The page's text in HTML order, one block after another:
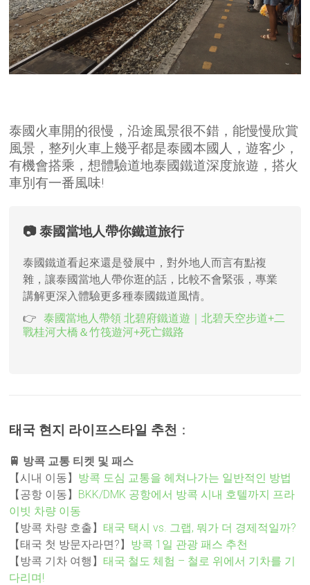
泰國火車開的很慢，沿途風景很不錯，能慢慢欣賞
風景，整列火車上幾乎都是泰國本國人，遊客少，
有機會搭乘，想體驗道地泰國鐵道深度旅遊，搭火
車別有一番風味!
📷 泰國當地人帶你鐵道旅行
泰國鐵道看起來還是發展中，對外地人而言有點複
雜，讓泰國當地人帶你逛的話，比較不會緊張，專業
講解更深入體驗更多種泰國鐵道風情。
泰國當地人帶領 北碧府鐵道遊｜北碧天空步道+二
戰桂河大橋＆竹筏遊河+死亡鐵路
태국 현지 라이프스타일 추천 ：
🚆 방콕 교통 티켓 및 패스
【시내 이동】 방콕 도심 교통을 헤쳐나가는 일반적인 방법
【공항 이동】 BKK/DMK 공항에서 방콕 시내 호텔까지 프라
이빗 차량 이동
【방콕 차량 호출】태국 택시 vs. 그랩, 뭐가 더 경제적일까?
【태국 첫 방문자라면?】 방콕 1일 관광 패스 추천
【방콕 기차 여행】태국 철도 체험 – 철로 위에서 기차를 기
다리며!